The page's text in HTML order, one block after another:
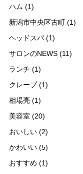
ハム (1)
新潟市中央区古町 (1)
ヘッドスパ (1)
サロンのNEWS (11)
ランチ (1)
クレープ(1)
相場亮 (1)
美容室 (20)
おいしい (2)
かわいい (5)
おすすめ (1)